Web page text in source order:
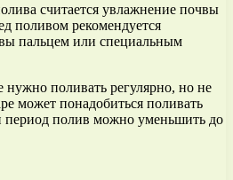
считается увлажнение почвы
поливом рекомендуется
пальцем или специальным
нужно поливать регулярно, но не
может понадобиться поливать
полив можно уменьшить до